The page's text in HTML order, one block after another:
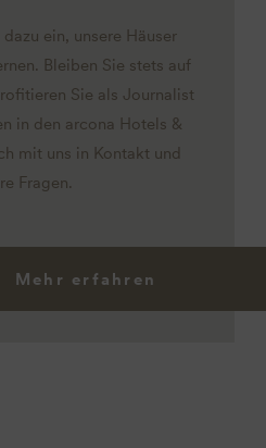
ein, unsere Häuser
Bleiben Sie stets auf
Sie als Journalist
in den arcona Hotels &
mit uns in Kontakt und
Fragen.
Mehr erfahren